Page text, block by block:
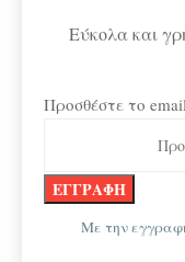
Εύκολα και
Προσθέστε το
Με την